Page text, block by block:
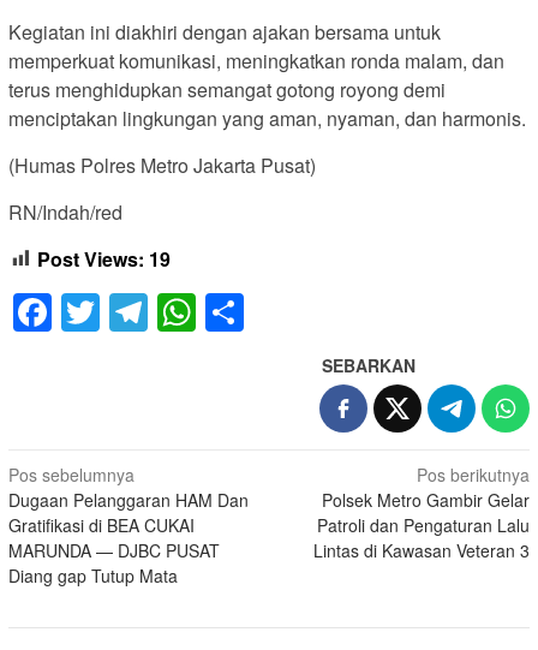
Kegiatan ini diakhiri dengan ajakan bersama untuk
memperkuat komunikasi, meningkatkan ronda malam, dan
terus menghidupkan semangat gotong royong demi
menciptakan lingkungan yang aman, nyaman, dan harmonis.
(Humas Polres Metro Jakarta Pusat)
RN/Indah/red
Post Views: 19
Facebook
TwitterTelegram
WhatsApp
SEBARKAN
Navigasi
pos
Pos sebelumnya
Dugaan Pelanggaran HAM Dan
Gratifikasi di BEA CUKAI
MARUNDA — DJBC PUSAT
Diang gap Tutup Mata
Pos berikutnya
Polsek Metro Gambir Gelar
Patroli dan Pengaturan Lalu
Lintas di Kawasan Veteran 3